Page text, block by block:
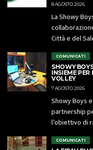
8 AGOSTO 2026
La Showy
Città e del
COMUNICATI
SHOWY
INSIEME PER
VOLLEY
7 AGOSTO 2026
Showy Boys
partnership
l’obiettivo di
COMUNICATI